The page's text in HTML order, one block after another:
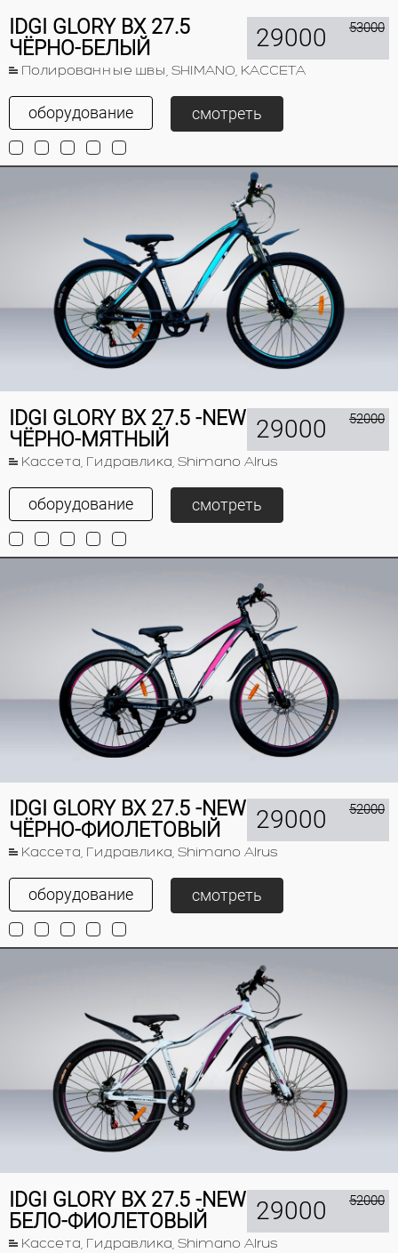
IDGI GLORY BX 27.5
ЧЁРНО-БЕЛЫЙ
Полированные швы, SHIMANO, КАССЕТА
29000 53000
оборудование смотреть
IDGI GLORY BX 27.5 -NEW
ЧЁРНО-МЯТНЫЙ
Кассета, Гидравлика, Shimano Alrus
29000 52000
оборудование смотреть
IDGI GLORY BX 27.5 -NEW
ЧЁРНО-ФИОЛЕТОВЫЙ
Кассета, Гидравлика, Shimano Alrus
29000 52000
оборудование смотреть
IDGI GLORY BX 27.5 -NEW
БЕЛО-ФИОЛЕТОВЫЙ
Кассета, Гидравлика, Shimano Alrus
29000 52000